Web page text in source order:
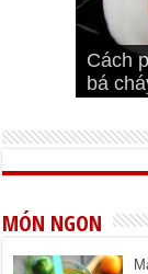
Cách
bá
Bí
Cách
đúng
Cách
Bật
ngon
MÓN NGON